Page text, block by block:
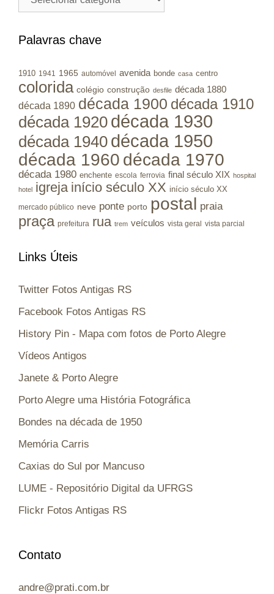
Municípios
Palavras chave
1910 1941 1965 automóvel avenida bonde casa centro
colorida colégio construção desfile década 1880
década 1890 década 1900 década 1910
década 1920 década 1930
década 1940 década 1950
década 1960 década 1970
década 1980 enchente escola ferrovia final século XIX hospital
hotel igreja início século XX início século XX
mercado público neve ponte porto postal praia
praça prefeitura rua trem veículos vista geral vista parcial
Links Úteis
Twitter Fotos Antigas RS
Facebook Fotos Antigas RS
History Pin - Mapa com fotos de Porto Alegre
Vídeos Antigos
Janete & Porto Alegre
Porto Alegre uma História Fotográfica
Bondes na década de 1950
Memória Carris
Caxias do Sul por Mancuso
LUME - Repositório Digital da UFRGS
Flickr Fotos Antigas RS
Contato
andre@prati.com.br